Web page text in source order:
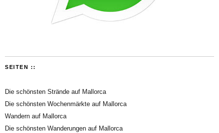
SEITEN ::
Die schönsten Strände auf Mallorca
Die schönsten Wochenmärkte auf Mallorca
Wandern auf Mallorca
Die schönsten Wanderungen auf Mallorca